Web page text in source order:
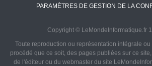
PARAMÈTRES DE GESTION DE LA
Copyright © LeMondeInformatique.fr
Toute reproduction ou représentation intégrale
procédé que ce soit, des pages publiées sur ce
de l'éditeur ou du webmaster du site